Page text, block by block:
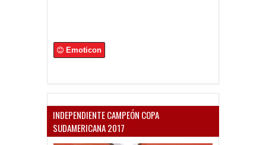
Emoticon
INDEPENDIENTE CAMPEÓN COPA
SUDAMERICANA 2017